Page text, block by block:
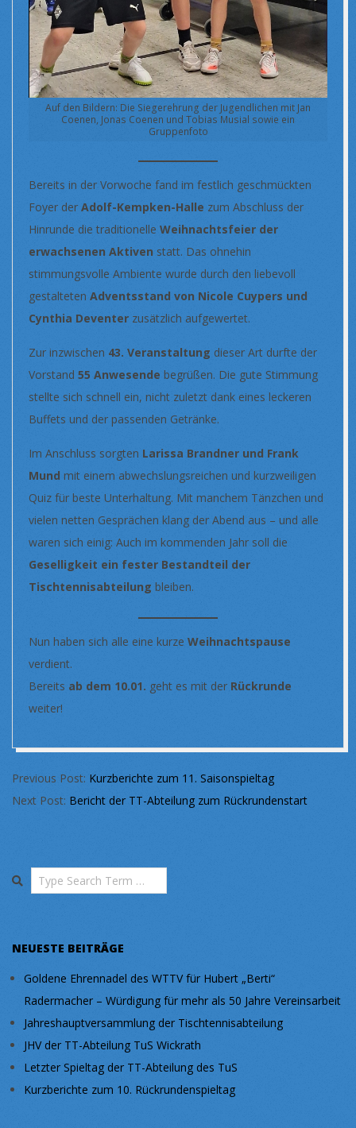
Auf den Bildern: Die Siegerehrung der Jugendlichen mit Jan
Coenen, Jonas Coenen und Tobias Musial sowie ein
Gruppenfoto
Bereits in der Vorwoche fand im festlich geschmückten
Foyer der Adolf-Kempken-Halle zum Abschluss der
Hinrunde die traditionelle Weihnachtsfeier der
erwachsenen Aktiven statt. Das ohnehin
stimmungsvolle Ambiente wurde durch den liebevoll
gestalteten Adventsstand von Nicole Cuypers und
Cynthia Deventer zusätzlich aufgewertet.
Zur inzwischen 43. Veranstaltung dieser Art durfte der
Vorstand 55 Anwesende begrüßen. Die gute Stimmung
stellte sich schnell ein, nicht zuletzt dank eines leckeren
Buffets und der passenden Getränke.
Im Anschluss sorgten Larissa Brandner und Frank
Mund mit einem abwechslungsreichen und kurzweiligen
Quiz für beste Unterhaltung. Mit manchem Tänzchen und
vielen netten Gesprächen klang der Abend aus – und alle
waren sich einig: Auch im kommenden Jahr soll die
Geselligkeit ein fester Bestandteil der
Tischtennisabteilung bleiben.
Nun haben sich alle eine kurze Weihnachtspause
verdient.
Bereits ab dem 10.01. geht es mit der Rückrunde
weiter!
12-
23
Previous Post: Kurzberichte zum 11. Saisonspieltag
Next Post: Bericht der TT-Abteilung zum Rückrundenstart
Search
NEUESTE BEITRÄGE
Goldene Ehrennadel des WTTV für Hubert „Berti“
Radermacher – Würdigung für mehr als 50 Jahre Vereinsarbeit
Jahreshauptversammlung der Tischtennisabteilung
JHV der TT-Abteilung TuS Wickrath
Letzter Spieltag der TT-Abteilung des TuS
Kurzberichte zum 10. Rückrundenspieltag